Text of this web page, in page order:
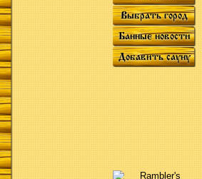
Выбрать город
Банные новости
Добавить сауну